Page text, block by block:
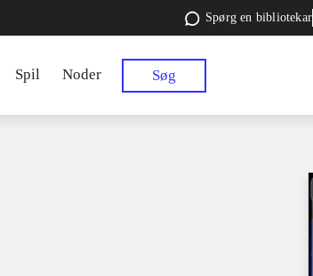
Spørg en bibliotekar
Spil Noder Søg